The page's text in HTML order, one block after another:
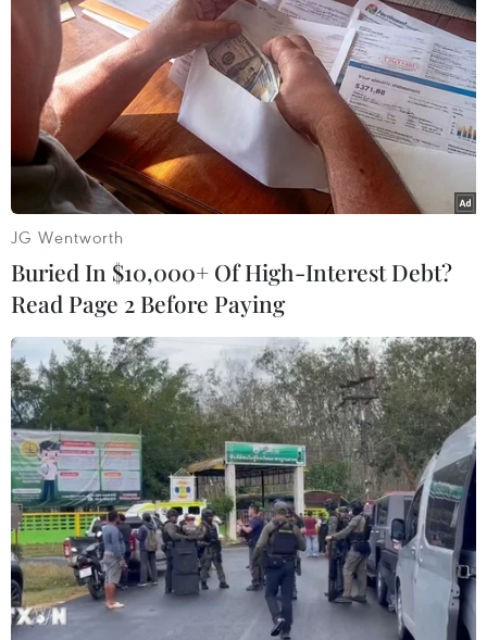
ở một số câu cuối, đặc biệt là các nội dung liên
quan đến xác suất.
Các câu hỏi thực tiễn về sức khỏe, đời sống,
kinh tế, kỹ thuật xuất hiện với tỷ lệ lớn, đòi hỏi
khả năng vận dụng kiến thức và tư duy logic.
Ngày 12/6, thí sinh tiếp tục làm các bài thi tự
chọn./.
Hằng Trần
JG Wentworth
Buried In $10,000+ Of High-Interest Debt?
Read Page 2 Before Paying